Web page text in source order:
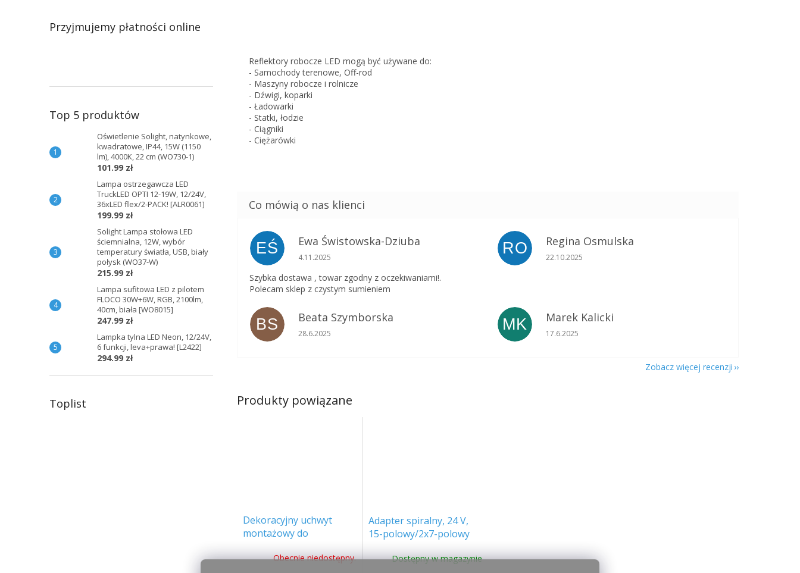
Przyjmujemy płatności online
Top 5 produktów
Oświetlenie Solight, natynkowe,
kwadratowe, IP44, 15W (1150
lm), 4000K, 22 cm (WO730-1)
101.99 zł
Lampa ostrzegawcza LED
TruckLED OPTI 12-19W, 12/24V,
36xLED flex/2-PACK! [ALR0061]
199.99 zł
Solight Lampa stołowa LED
ściemnialna, 12W, wybór
temperatury światła, USB, biały
połysk (WO37-W)
215.99 zł
Lampa sufitowa LED z pilotem
FLOCO 30W+6W, RGB, 2100lm,
40cm, biała [WO8015]
247.99 zł
Lampka tylna LED Neon, 12/24V,
6 funkcji, leva+prawa! [L2422]
294.99 zł
Toplist Produkty powiązane
Dekoracyjny uchwyt
montażowy do
[AKC8002]Obecnie niedostępny.
Adapter spiralny, 24 V,
15-polowy/2x7-polowy
Dostępny w magazynie
Reflektory robocze LED mogą być używane do:
- Samochody terenowe, Off-rod
- Maszyny robocze i rolnicze
- Dźwigi, koparki
- Ładowarki
- Statki, łodzie
- Ciągniki
- Ciężarówki
EŚ Ewa Świstowska-Dziuba
Ocena sklepu to 5 na 5 gwiazdek.
4.11.2025
Szybka dostawa , towar zgodny z oczekiwaniami!.
Polecam sklep z czystym sumieniem
RO Regina Osmulska
Ocena sklepu to 5 na 5 gwiazdek.
22.10.2025
BS Beata Szymborska
Ocena sklepu to 5 na 5 gwiazdek.
28.6.2025
MK Marek Kalicki
Ocena sklepu to 5 na 5 gwiazdek.
17.6.2025
Zobacz więcej recenzji